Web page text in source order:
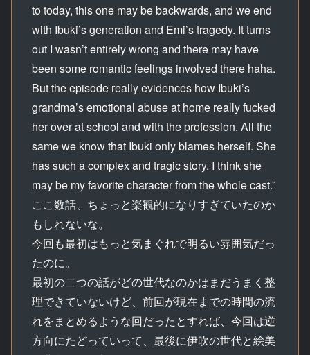
to today, this one may be backwards, and we end
with Ibuki’s generation and Emi’s tragedy. It turns
out I wasn’t entirely wrong and there may have
been some romantic feelings involved there haha.
But the episode really evidences how Ibuki’s
grandma’s emotional abuse at home really fucked
her over at school and with the profession. All the
same we know that Ibuki only blames herself. She
has such a complex and tragic story. I think she
may be my favorite character from the whole cast.”
ここ数話、ちょっと楽観的になりすぎていたのか
もしれないな。
今回も最初はもっと気まぐれで明るい雰囲気だっ
たのに。
最初の二つの話がどの世代なのかはまだうまく整
理できていないけど、前回が現在までの時間の流
れをまとめるような回だったとすれば、今回は逆
方向にたどっていって、最後に伊吹の世代と絵美